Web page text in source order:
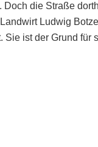
Doch die Straße
Ludwig
ist der Grund für